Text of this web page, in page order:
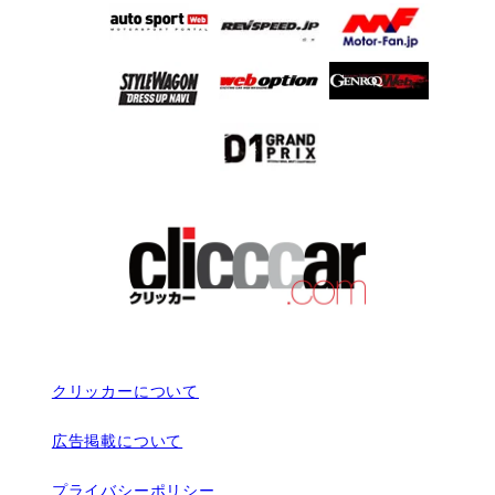
クリッカーについて
広告掲載について
プライバシーポリシー